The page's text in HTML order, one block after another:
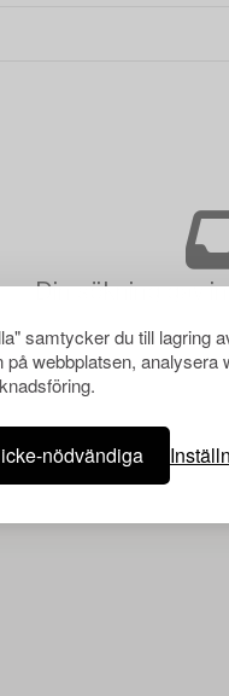
samtycker du till lagring
webbplatsen, analysera
nödvändiga
Din sökning gav